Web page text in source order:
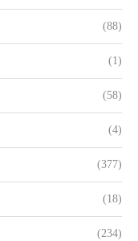
(88)
(1)
(58)
(4)
(377)
(18)
(234)